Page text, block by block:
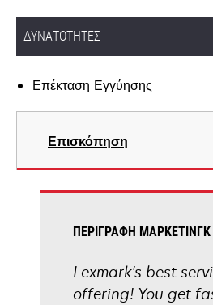
ΔΥΝΑΤΌΤΗΤΕΣ
Επέκταση Εγγύησης
Επισκόπηση
ΠΕΡΙΓΡΑΦΉ ΜΆΡΚΕΤΙΝΓΚ
Lexmark's best
offering! You get